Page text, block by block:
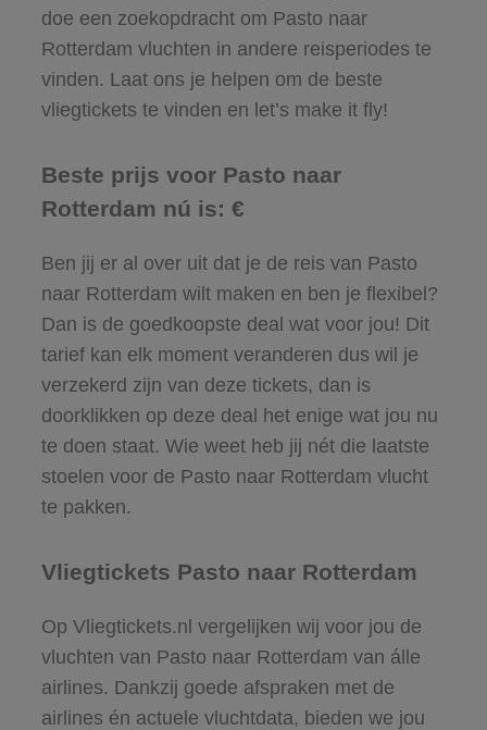
doe een zoekopdracht om Pasto naar
Rotterdam vluchten in andere reisperiodes te
vinden. Laat ons je helpen om de beste
vliegtickets te vinden en let’s make it fly!
Beste prijs voor Pasto naar
Rotterdam nú is: €
Ben jij er al over uit dat je de reis van Pasto
naar Rotterdam wilt maken en ben je flexibel?
Dan is de goedkoopste deal wat voor jou! Dit
tarief kan elk moment veranderen dus wil je
verzekerd zijn van deze tickets, dan is
doorklikken op deze deal het enige wat jou nu
te doen staat. Wie weet heb jij nét die laatste
stoelen voor de Pasto naar Rotterdam vlucht
te pakken.
Vliegtickets Pasto naar Rotterdam
Op Vliegtickets.nl vergelijken wij voor jou de
vluchten van Pasto naar Rotterdam van álle
airlines. Dankzij goede afspraken met de
airlines én actuele vluchtdata, bieden we jou